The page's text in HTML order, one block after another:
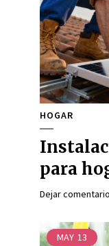
HOGAR
para
Dejar comentario
MAY 13